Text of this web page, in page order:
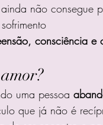
não consegue
consciência e
uma pessoa
que já não é